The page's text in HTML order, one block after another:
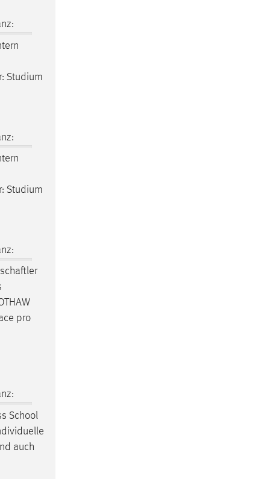
Studium
Studium
pro
School
auch